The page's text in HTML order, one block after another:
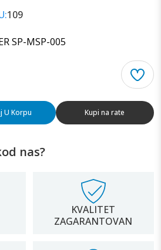
109
SP-MSP-005
U Korpu Kupi na rate
nas?
KVALITET
ZAGARANTOVAN